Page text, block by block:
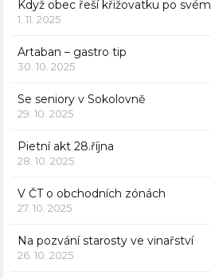
Když obec řeší křižovatku po svém
1. 11. 2025
Artaban – gastro tip
30. 10. 2025
Se seniory v Sokolovně
29. 10. 2025
Pietní akt 28.října
28. 10. 2025
V ČT o obchodních zónách
27. 10. 2025
Na pozvání starosty ve vinařství
26. 10. 2025